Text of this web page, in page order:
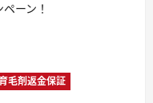
ーン！
毛剤返金保証